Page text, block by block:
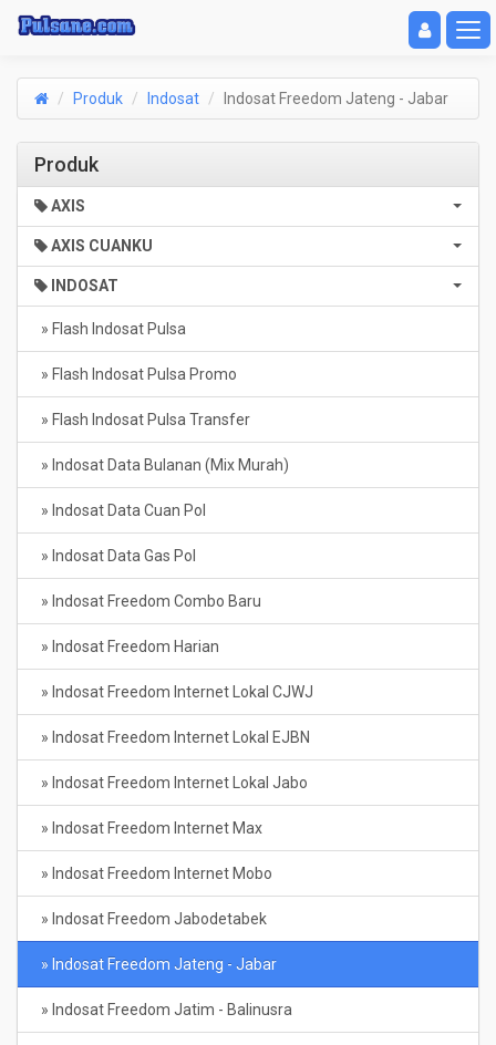
Toggle
Produk Indosat Indosat Freedom Jateng - Jabar
Produk
AXIS
AXIS CUANKU
INDOSAT
» Flash Indosat Pulsa
» Flash Indosat Pulsa Promo
» Flash Indosat Pulsa Transfer
» Indosat Data Bulanan (Mix Murah)
» Indosat Data Cuan Pol
» Indosat Data Gas Pol
» Indosat Freedom Combo Baru
» Indosat Freedom Harian
» Indosat Freedom Internet Lokal CJWJ
» Indosat Freedom Internet Lokal EJBN
» Indosat Freedom Internet Lokal Jabo
» Indosat Freedom Internet Max
» Indosat Freedom Internet Mobo
» Indosat Freedom Jabodetabek
» Indosat Freedom Jateng - Jabar
» Indosat Freedom Jatim - Balinusra